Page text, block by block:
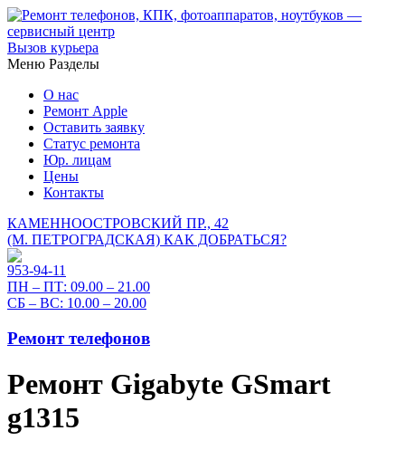
Вызов курьера
Меню Разделы
О нас
Ремонт Apple
Оставить заявку
Статус ремонта
Юр. лицам
Цены
Контакты
КАМЕННООСТРОВСКИЙ ПР., 42
(М. ПЕТРОГРАДСКАЯ) КАК ДОБРАТЬСЯ?
953-94-11
ПН – ПТ: 09.00 – 21.00
СБ – ВС: 10.00 – 20.00
Ремонт телефонов
Ремонт Gigabyte GSmart
g1315